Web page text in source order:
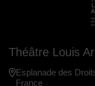
Théâtre Louis
Esplanade des
France